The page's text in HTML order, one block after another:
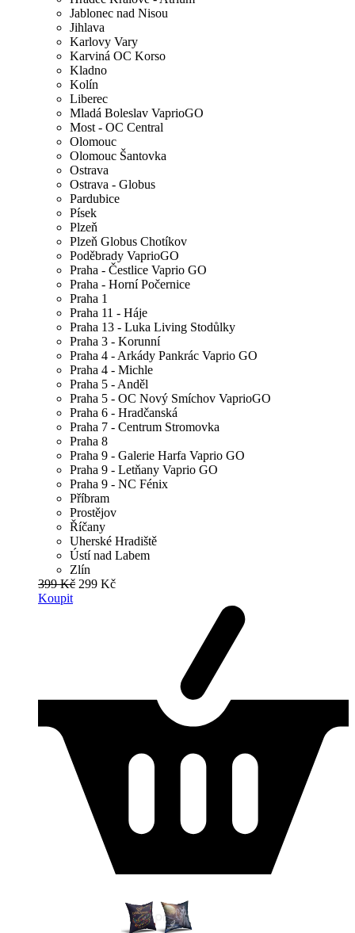
Jablonec nad Nisou
Jihlava
Karlovy Vary
Karviná OC Korso
Kladno
Kolín
Liberec
Mladá Boleslav VaprioGO
Most - OC Central
Olomouc
Olomouc Šantovka
Ostrava
Ostrava - Globus
Pardubice
Písek
Plzeň
Plzeň Globus Chotíkov
Poděbrady VaprioGO
Praha - Čestlice Vaprio GO
Praha - Horní Počernice
Praha 1
Praha 11 - Háje
Praha 13 - Luka Living Stodůlky
Praha 3 - Korunní
Praha 4 - Arkády Pankrác Vaprio GO
Praha 4 - Michle
Praha 5 - Anděl
Praha 5 - OC Nový Smíchov VaprioGO
Praha 6 - Hradčanská
Praha 7 - Centrum Stromovka
Praha 8
Praha 9 - Galerie Harfa Vaprio GO
Praha 9 - Letňany Vaprio GO
Praha 9 - NC Fénix
Příbram
Prostějov
Říčany
Uherské Hradiště
Ústí nad Labem
Zlín
399 Kč 299 Kč
Koupit